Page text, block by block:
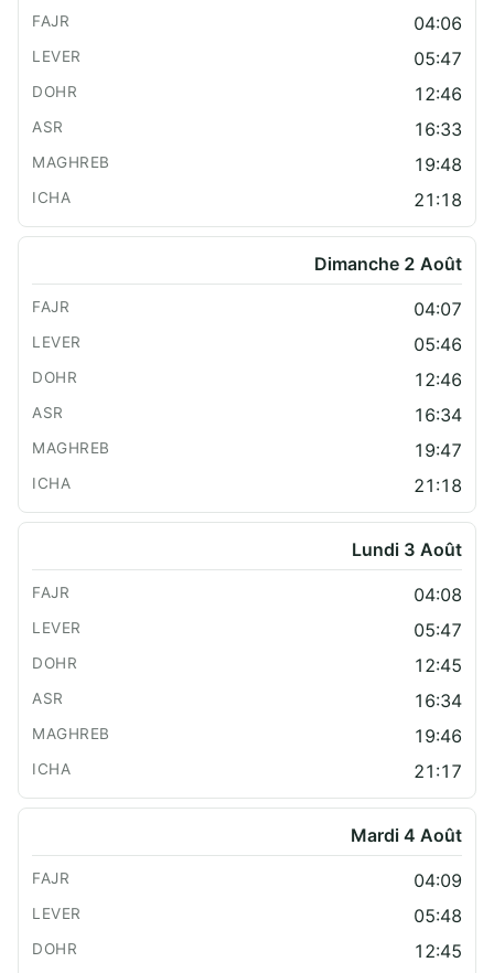
04:06
05:47
12:46
16:33
19:48
21:18
Dimanche 2 Août
04:07
05:46
12:46
16:34
19:47
21:18
Lundi 3 Août
04:08
05:47
12:45
16:34
19:46
21:17
Mardi 4 Août
04:09
05:48
12:45